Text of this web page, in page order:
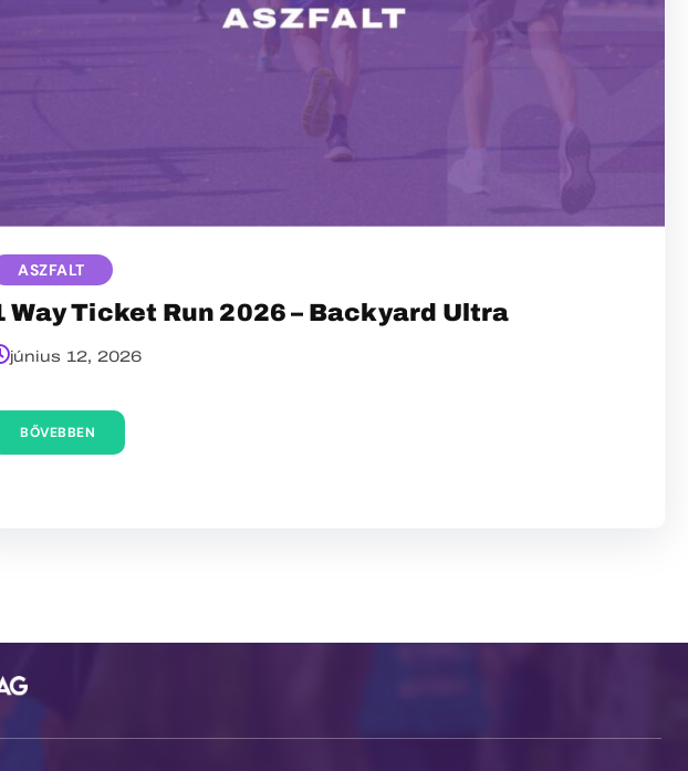
ASZFALT
Way Ticket Run 2026 – Backyard Ultra
június 12, 2026
BŐVEBBEN